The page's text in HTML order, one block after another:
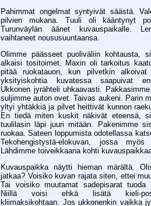
Pahimmat ongelmat syntyivät säästä.
pilvien mukana. Tuuli oli kääntynyt
Turunväylän äänet kuvauspaikalle.
vaihtaneet noususuuntaansa.
Olimme päässeet puoliväliin kohtausta,
alkaisi tositoimet. Maxin oli tarkoitus
pitää ruokatauon, kun pilvetkin alkoivat
yksityiskohtia kuvatessa saapuivat
Ukkonen jyrähteli uhkaavasti.
suljimme auton ovet. Taivas aukeni. Parin
yltyi yhtäkkiä ja pilvet heittivät kunnon
En tiedä miten kuskit näkivät eteensä,
tuulilasin läpi juuri mitään. Pakenimme
ruokaa. Sateen loppumista odotellassa
Tekohengistystä-elokuvan, jossa
Lähdimme toiveikkaana kohti
Kuvauspaikka näytti hieman märältä.
jatkaa? Voisiko kuvan rajata siten, ettei
Tai voisiko muutamat sadepisarat tuoda
Niillä voisi ehkä lisätä kieli-
kliimaksikohtaan. Jos ukkonenkin vaikka